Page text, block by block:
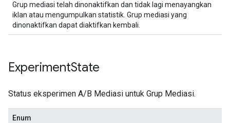
Grup mediasi telah dinonaktifkan dan tidak lagi menayangkan
iklan atau mengumpulkan statistik. Grup mediasi yang
dinonaktifkan dapat diaktifkan kembali.
ExperimentState
Status eksperimen A/B Mediasi untuk Grup Mediasi.
Enum